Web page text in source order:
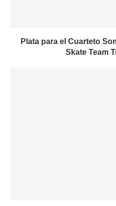
Plata para el Cuarteto
Skate Team